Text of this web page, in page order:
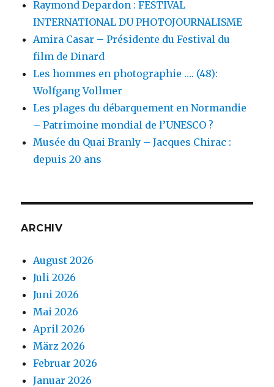
Raymond Depardon : FESTIVAL
INTERNATIONAL DU PHOTOJOURNALISME
Amira Casar – Présidente du Festival du
film de Dinard
Les hommes en photographie …. (48):
Wolfgang Vollmer
Les plages du débarquement en Normandie
– Patrimoine mondial de l’UNESCO ?
Musée du Quai Branly – Jacques Chirac :
depuis 20 ans
ARCHIV
August 2026
Juli 2026
Juni 2026
Mai 2026
April 2026
März 2026
Februar 2026
Januar 2026